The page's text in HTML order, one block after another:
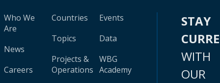
Who We
Are
News
Careers
Countries
Topics
Projects &
Operations
Events
Data
WBG
Academy
STAY
WITH
OUR